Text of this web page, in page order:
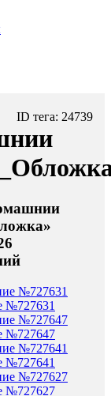
ID тега: 24739
№727631
№727647
№727641
№727627